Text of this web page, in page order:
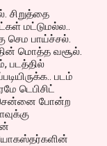
சிறுத்தை
மட்டுமல்ல..
செம பாய்ச்சல்.
மொத்த வசூல்.
படத்தில்
படம்
டெபிசிட்
சென்னை போன்ற